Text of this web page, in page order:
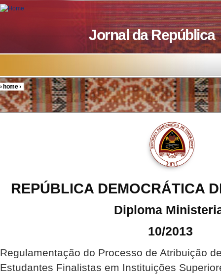
Skip to main content
Jornal da República
You are here
›home›
REPÚBLICA DEMOCRÁTICA
Diploma
10/2013
Regulamentação do Processo de Atribuição
Estudantes Finalistas em Instituições